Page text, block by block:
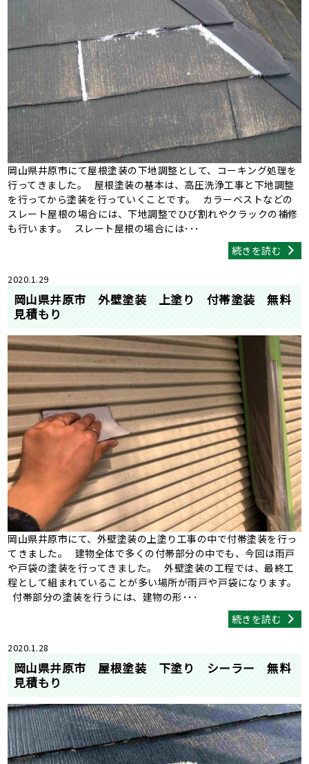
岡山県井原市にて屋根塗装の下地調整として、コーキング処理を
行ってきました。 屋根塗装の基本は、高圧洗浄工事と下地調整
を行ってから塗装を行っていくことです。 カラーベストなどの
スレート屋根の場合には、下地調整でひび割れやクラックの補修
も行います。 スレート屋根の場合には･･･
続きを読む
2020.1.29
岡山県井原市 外壁塗装 上塗り 付帯塗装 無料
見積もり
岡山県井原市にて、外壁塗装の上塗り工事の中で付帯塗装を行っ
てきました。 建物全体で多くの付帯部分の中でも、今回は雨戸
や戸袋の塗装を行ってきました。 外壁塗装の工程では、最終工
程として組まれていることが多い場所が雨戸や戸袋になります。
付帯部分の塗装を行うには、建物の形･･･
続きを読む
2020.1.28
岡山県井原市 屋根塗装 下塗り シーラー 無料
見積もり